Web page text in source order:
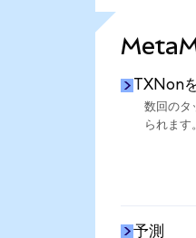
TXNon
数回のタ
られます。
予測